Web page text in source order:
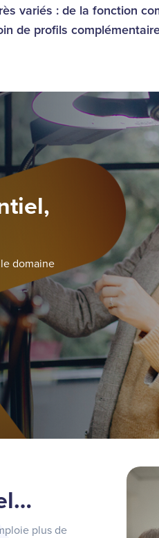
variés : de la fonction
de profils
domaine
plus de